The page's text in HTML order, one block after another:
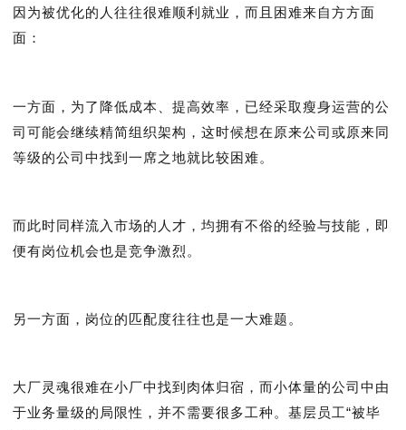
因为被优化的人往往很难顺利就业，而且困难来自方方面
面：
一方面，为了降低成本、提高效率，已经采取瘦身运营的公
司可能会继续精简组织架构，这时候想在原来公司或原来同
等级的公司中找到一席之地就比较困难。
而此时同样流入市场的人才，均拥有不俗的经验与技能，即
便有岗位机会也是竞争激烈。
另一方面，岗位的匹配度往往也是一大难题。
大厂灵魂很难在小厂中找到肉体归宿，而小体量的公司中由
于业务量级的局限性，并不需要很多工种。基层员工“被毕